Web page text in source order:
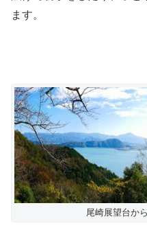
ます。
尾崎展望台から